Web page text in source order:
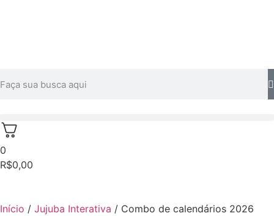
0
R$0,00
Início / Jujuba Interativa / Combo de calendários 2026